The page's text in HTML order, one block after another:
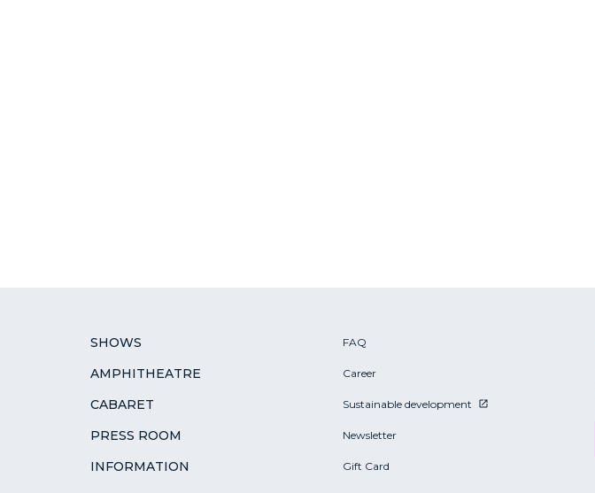
SHOWS
AMPHITHEATRE
CABARET
PRESS ROOM
INFORMATION
FAQ
Career
Sustainable development
Newsletter
Gift Card